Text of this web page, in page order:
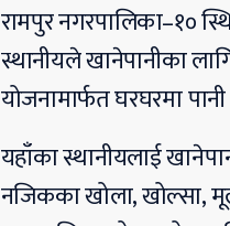
रामपुर नगरपालिका–१०
स्थानीयले खानेपानीका
योजनामार्फत घरघरमा
यहाँका स्थानीयलाई
नजिकका खोला, खोल्सा,